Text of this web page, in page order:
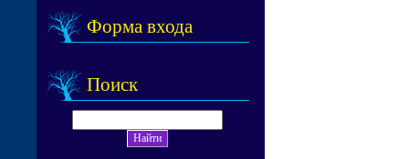
Форма входа
Поиск